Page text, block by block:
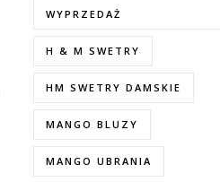
WYPRZEDAŻ
H & M SWETRY
HM SWETRY DAMSKIE
MANGO BLUZY
MANGO UBRANIA